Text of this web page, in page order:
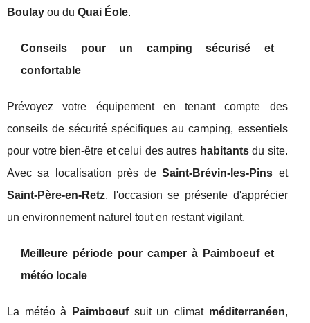
Boulay ou du Quai Éole.
Conseils pour un camping sécurisé et
confortable
Prévoyez votre équipement en tenant compte des
conseils de sécurité spécifiques au camping, essentiels
pour votre bien-être et celui des autres habitantsdu site.
Avec sa localisation près deSaint-Brévin-les-Pins et
Saint-Père-en-Retz, l'occasion se présente d'apprécier
un environnement naturel tout en restant vigilant.
Meilleure période pour camper à Paimboeuf et
météo locale
La météo à Paimboeufsuit un climat méditerranéen,